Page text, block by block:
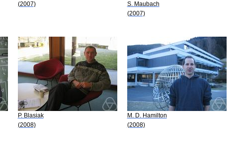
(2007)
S. Maubach
(2007)
P. Blasiak
(2008)
M. D. Hamilton
(2008)